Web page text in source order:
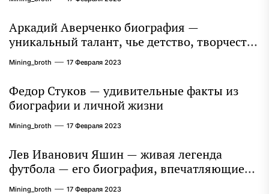
Аркадий Аверченко биография —
уникальный талант, чье детство, творчество
и литературное наследие продолжают
восхищать миллионы
Mining_broth 17 Февраля 2023
Федор Стуков — удивительные факты из
биографии и личной жизни
Mining_broth 17 Февраля 2023
Лев Иванович Яшин — живая легенда
футбола — его биография, впечатляющие
достижения и интересная личная жизнь
Mining_broth 17 Февраля 2023